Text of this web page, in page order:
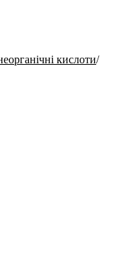
кислоти/